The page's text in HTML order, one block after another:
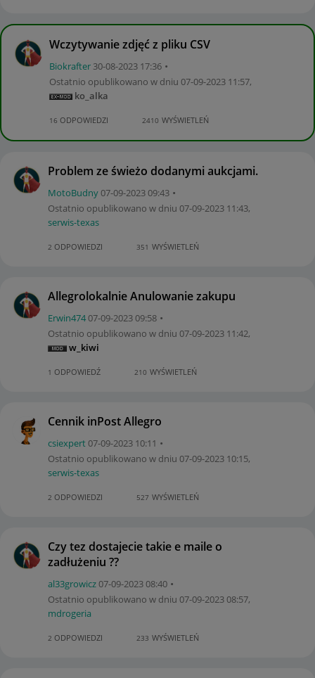
Wczytywanie zdjęć z pliku CSV
Biokrafter ‎30-08-2023 17:36
Ostatnio opublikowano w dniu ‎07-09-2023 11:57,
ko_alka
16 ODPOWIEDZI 2410 WYŚWIETLEŃ
Problem ze świeżo dodanymi aukcjami.
MotoBudny‎07-09-202309:43
Ostatnio opublikowano w dniu ‎07-09-2023 11:43,
serwis-texas
2 ODPOWIEDZI 351 WYŚWIETLEŃ
Allegrolokalnie Anulowanie zakupu
Erwin474‎07-09-202309:58
Ostatnio opublikowano w dniu ‎07-09-2023 11:42,
w_kiwi
1 ODPOWIEDŹ 210 WYŚWIETLEŃ
Cennik inPost Allegro
csiexpert‎07-09-2023 10:11
Ostatnio opublikowano w dniu ‎07-09-2023 10:15,
serwis-texas
2 ODPOWIEDZI 527 WYŚWIETLEŃ
Czy tez dostajecie takie e maile o
zadłużeniu ??
al33growicz‎07-09-202308:40
Ostatnio opublikowano w dniu ‎07-09-202308:57,
mdrogeria
2 ODPOWIEDZI 233 WYŚWIETLEŃ